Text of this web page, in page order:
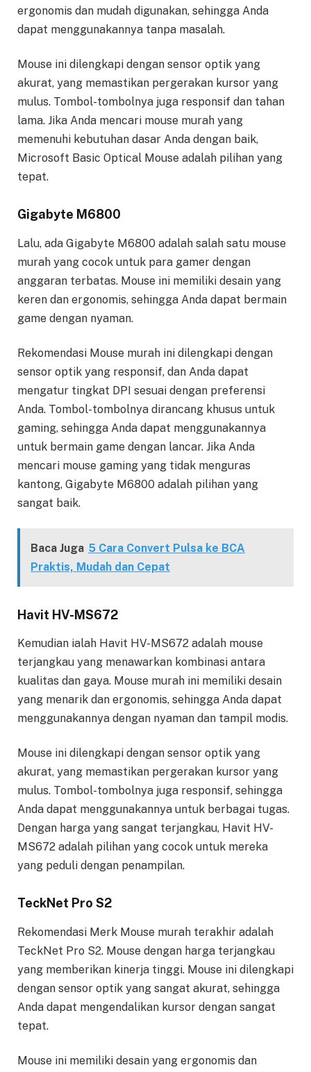
ergonomis dan mudah digunakan, sehingga Anda
dapat menggunakannya tanpa masalah.
Mouse ini dilengkapi dengan sensor optik yang
akurat, yang memastikan pergerakan kursor yang
mulus. Tombol-tombolnya juga responsif dan tahan
lama. Jika Anda mencari mouse murah yang
memenuhi kebutuhan dasar Anda dengan baik,
Microsoft Basic Optical Mouse adalah pilihan yang
tepat.
Gigabyte M6800
Lalu, ada Gigabyte M6800 adalah salah satu mouse
murah yang cocok untuk para gamer dengan
anggaran terbatas. Mouse ini memiliki desain yang
keren dan ergonomis, sehingga Anda dapat bermain
game dengan nyaman.
Rekomendasi Mouse murah ini dilengkapi dengan
sensor optik yang responsif, dan Anda dapat
mengatur tingkat DPI sesuai dengan preferensi
Anda. Tombol-tombolnya dirancang khusus untuk
gaming, sehingga Anda dapat menggunakannya
untuk bermain game dengan lancar. Jika Anda
mencari mouse gaming yang tidak menguras
kantong, Gigabyte M6800 adalah pilihan yang
sangat baik.
Baca Juga 5 Cara Convert Pulsa ke BCA
Praktis, Mudah dan Cepat
Havit HV-MS672
Kemudian ialah Havit HV-MS672 adalah mouse
terjangkau yang menawarkan kombinasi antara
kualitas dan gaya. Mouse murah ini memiliki desain
yang menarik dan ergonomis, sehingga Anda dapat
menggunakannya dengan nyaman dan tampil modis.
Mouse ini dilengkapi dengan sensor optik yang
akurat, yang memastikan pergerakan kursor yang
mulus. Tombol-tombolnya juga responsif, sehingga
Anda dapat menggunakannya untuk berbagai tugas.
Dengan harga yang sangat terjangkau, Havit HV-
MS672 adalah pilihan yang cocok untuk mereka
yang peduli dengan penampilan.
TeckNet Pro S2
Rekomendasi Merk Mouse murah terakhir adalah
TeckNet Pro S2. Mouse dengan harga terjangkau
yang memberikan kinerja tinggi. Mouse ini dilengkapi
dengan sensor optik yang sangat akurat, sehingga
Anda dapat mengendalikan kursor dengan sangat
tepat.
Mouse ini memiliki desain yang ergonomis dan